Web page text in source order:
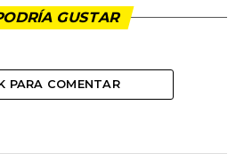
GUSTAR
PARA COMENTAR